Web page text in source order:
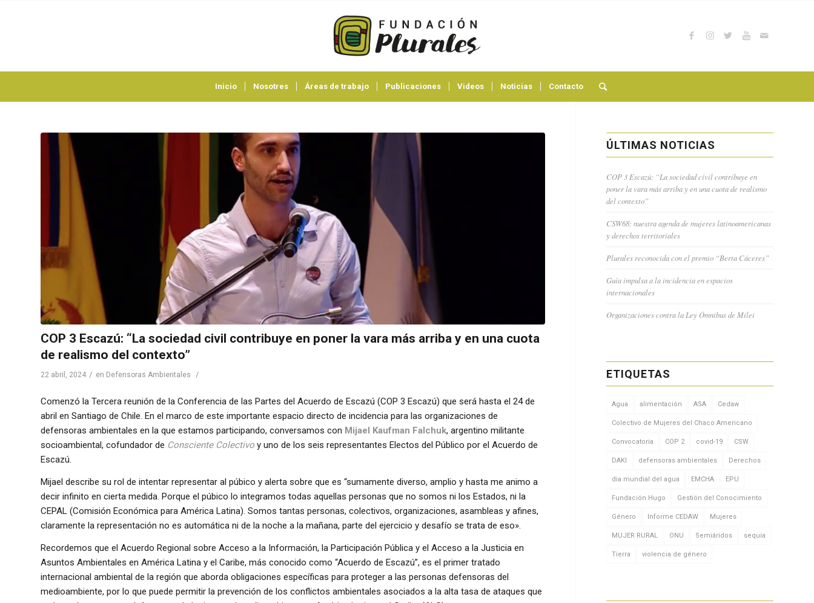
Inicio Nosotres Áreas de trabajo Publicaciones Videos Noticias Contacto
COP 3 Escazú: “La sociedad civil contribuye en poner la vara más arriba y en una cuota
de realismo del contexto”
22 abril, 2024 / en Defensoras Ambientales /
Comenzó la Tercera reunión de la Conferencia de las Partes del Acuerdo de Escazú (COP 3 Escazú) que será hasta el 24 de
abril en Santiago de Chile. En el marco de este importante espacio directo de incidencia para las organizaciones de
defensoras ambientales en la que estamos participando, conversamos con Mijael Kaufman Falchuk, argentino militante
socioambiental, cofundador de Consciente Colectivo y uno de los seis representantes Electos del Público por el Acuerdo de
Escazú.
Mijael describe su rol de intentar representar al púbico y alerta sobre que es “sumamente diverso, amplio y hasta me animo a
decir infinito en cierta medida. Porque el púbico lo integramos todas aquellas personas que no somos ni los Estados, ni la
CEPAL (Comisión Económica para América Latina). Somos tantas personas, colectivos, organizaciones, asambleas y afines,
claramente la representación no es automática ni de la noche a la mañana, parte del ejercicio y desafío se trata de eso».
Recordemos que el Acuerdo Regional sobre Acceso a la Información, la Participación Pública y el Acceso a la Justicia en
Asuntos Ambientales en América Latina y el Caribe, más conocido como “Acuerdo de Escazú”, es el primer tratado
internacional ambiental de la región que aborda obligaciones específicas para proteger a las personas defensoras del
medioambiente, por lo que puede permitir la prevención de los conflictos ambientales asociados a la alta tasa de ataques que
ÚLTIMAS NOTICIAS
COP 3 Escazú: “La sociedad civil contribuye en
poner la vara más arriba y en una cuota de realismo
del contexto”
CSW68: nuestra agenda de mujeres latinoamericanas
y derechos territoriales
Plurales reconocida con el premio “Berta Cáceres”
Guía impulsa a la incidencia en espacios
internacionales
Organizaciones contra la Ley Ómnibus de Milei
ETIQUETAS
Agua alimentación ASA Cedaw
Colectivo de Mujeres del Chaco Americano
Convocatoria COP 2 covid-19 CSW
DAKI defensoras ambientales Derechos
dia mundial del agua EMCHA EPU
Fundación Hugo Gestión del Conocimiento
Género Informe CEDAW Mujeres
MUJER RURAL ONU Semiáridos sequia
Tierra violencia de género